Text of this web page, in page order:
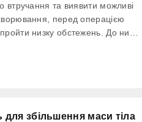
втручання та виявити можливі
перед операцією
низку обстежень. До них
групи крові та резус-фактора;
та гепатит В і С; ел
для збільшення маси тіла